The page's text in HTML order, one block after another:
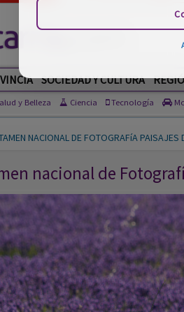
SOCIEDAD Y CULTURA
y Belleza Ciencia Tecnología
NACIONAL DE FOTOGRAFíA PAISAJES
nacional de